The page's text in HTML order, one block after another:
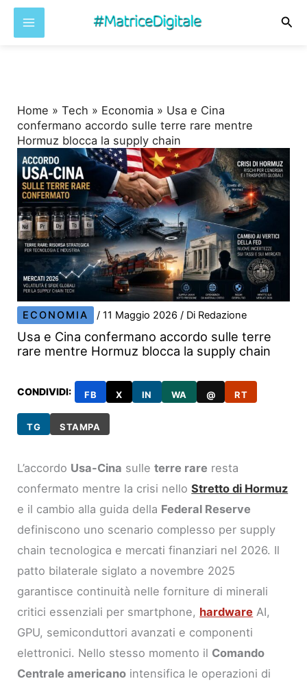
Home »Tech » Economia » Usa e Cina
confermano accordo sulle terre rare mentre
Hormuz blocca la supply chain
ECONOMIA /11 Maggio 2026/ Di Redazione
Usa e Cina confermano accordo sulle terre
rare mentre Hormuz blocca la supply chain
CONDIVIDI: FB X IN WA @ RT
TG STAMPA
L’accordo Usa-Cina sulleterre rare resta
confermato mentre la crisi nelloStretto di Hormuz
e il cambio alla guida della Federal Reserve
definiscono uno scenario complesso per supply
chain tecnologica e mercati finanziari nel 2026. Il
patto bilaterale siglato a novembre 2025
garantisce continuità nelle forniture di minerali
critici essenziali per smartphone, hardware AI,
GPU, semiconduttori avanzati e componenti
elettronici. Nello stesso momento il Comando
Centrale americano intensifica le operazioni di